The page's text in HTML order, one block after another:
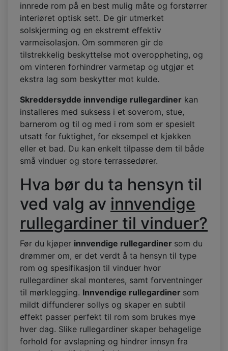
innrede rom på en best mulig måte og forstørrer
interiøret optisk sett. De gir utmerket
solskjerming og en ekstremt effektiv
varmeisolasjon. Om sommeren gir de
tilstrekkelig beskyttelse mot overoppheting, og
om vinteren forhindrer varmetap og utgjør et
ekstra lag som beskytter mot kulde.
Skreddersydde innvendige rullegardiner kan
installeres med suksess i et soverom, stue,
barnerom og til og med i rom som er spesielt
utsatt for fuktighet, for eksempel et kjøkken
eller et bad. Du kan enkelt tilpasse dem til både
små vinduer og store terrassedører.
Hva bør du ta hensyn til
ved valg av innvendige
rullegardiner til vinduer?
Før du kjøper innvendige rullegardiner som du
drømmer om, er det verdt å ta hensyn til type
rom og spesifikasjon til vinduer hvor
rullegardiner skal monteres, samt forventninger
til mørklegging. Innvendige rullegardiner som
mildt diffunderer sollys og skaper en subtil
effekt passer perfekt til rom som brukes mye
hver dag. Slike rullegardiner skaper behagelige
forhold for avslapning og hindrer innsyn fra